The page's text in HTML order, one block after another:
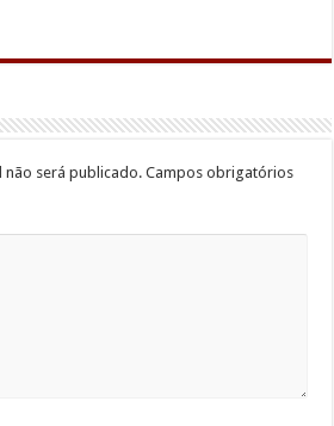
não será publicado. Campos obrigatórios